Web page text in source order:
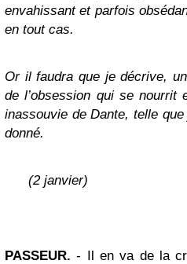
envahissant et parfois
en tout cas.
Or il faudra que je décrive,
de l’obsession qui se nourrit
inassouvie de Dante, telle
donné.
(2 janvier)
PASSEUR. - Il en va de la